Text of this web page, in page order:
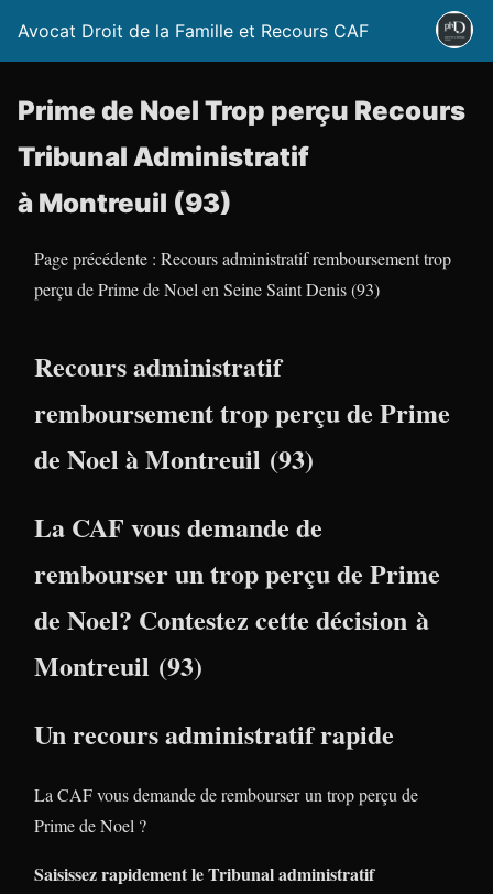
Avocat Droit de la Famille et Recours CAF
Prime de Noel Trop perçu Recours
Tribunal Administratif
à Montreuil (93)
Page précédente : Recours administratif remboursement trop
perçu de Prime de Noel en Seine Saint Denis (93)
Recours administratif
remboursement trop perçu de Prime
de Noel à Montreuil (93)
La CAF vous demande de
rembourser un trop perçu de Prime
de Noel? Contestez cette décision à
Montreuil (93)
Un recours administratif rapide
La CAF vous demande de rembourser un trop perçu de
Prime de Noel ?
Saisissez rapidement le Tribunal administratif